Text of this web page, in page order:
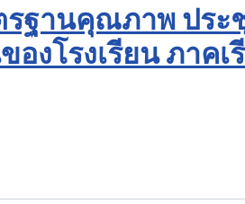
ฐานคุณภาพ ประ
งโรงเรียน ภาคเ